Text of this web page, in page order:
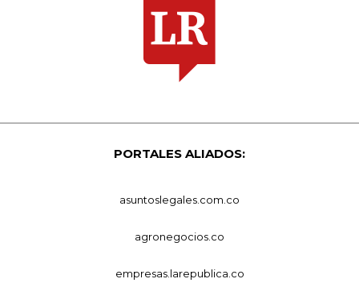
PORTALES ALIADOS:
asuntoslegales.com.co
agronegocios.co
empresas.larepublica.co